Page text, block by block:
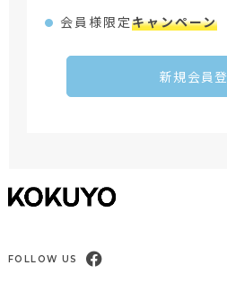
会員様限定キャンペーン
新規会員
FOLLOW US